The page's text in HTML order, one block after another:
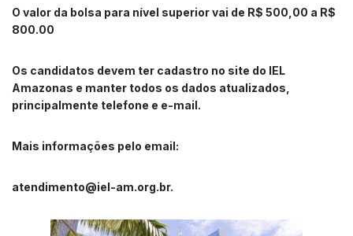
O valor da bolsa para nível superior vai de R$ 500,00 a R$
800.00
Os candidatos devem ter cadastro no site do IEL
Amazonas e manter todos os dados atualizados,
principalmente telefone e e-mail.
Mais informações pelo email:
atendimento@iel-am.org.br.